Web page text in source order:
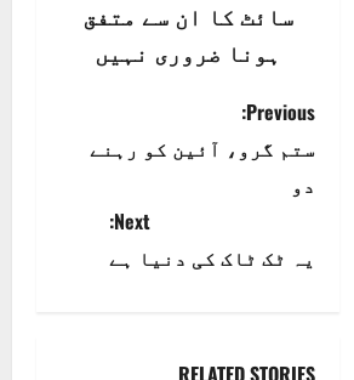
سائٹ کا ان سے متفق
ہونا ضروری نہیں
P
o
t
Previous:
ستم گرو، آئین کو رہنے
دو
Next:
یہ ٹک ٹاک کی دنیا ہے